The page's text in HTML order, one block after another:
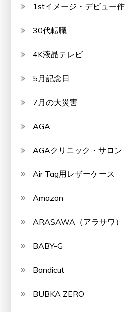
1stイメージ・デビュー作
30代転職
4K液晶テレビ
5月記念日
7月の大災害
AGA
AGAクリニック・サロン
Air Tag用レザーケース
Amazon
ARASAWA（アラサワ）
BABY-G
Bandicut
BUBKA ZERO